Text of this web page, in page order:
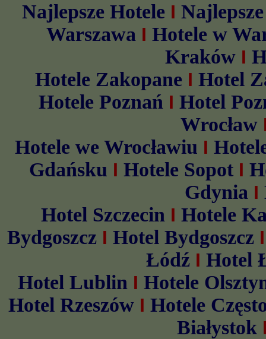
Najlepsze Hotele I
Warszawa I Hotele w
KrakówI
Hotele Zakopane I Hotel
Hotele Poznań I Hotel
Wrocław
Hotele we Wrocławiu I
Gdańsku I Hotele Sopot I
Gdynia I
Hotel Szczecin I Hotele
BydgoszczI Hotel Bydgoszcz
ŁódźI Hotel
Hotel Lublin I Hotele
Hotel RzeszówI Hotele
Białystok